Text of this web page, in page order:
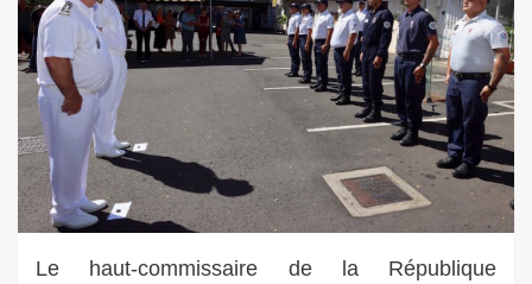
Le haut-commissaire de la République